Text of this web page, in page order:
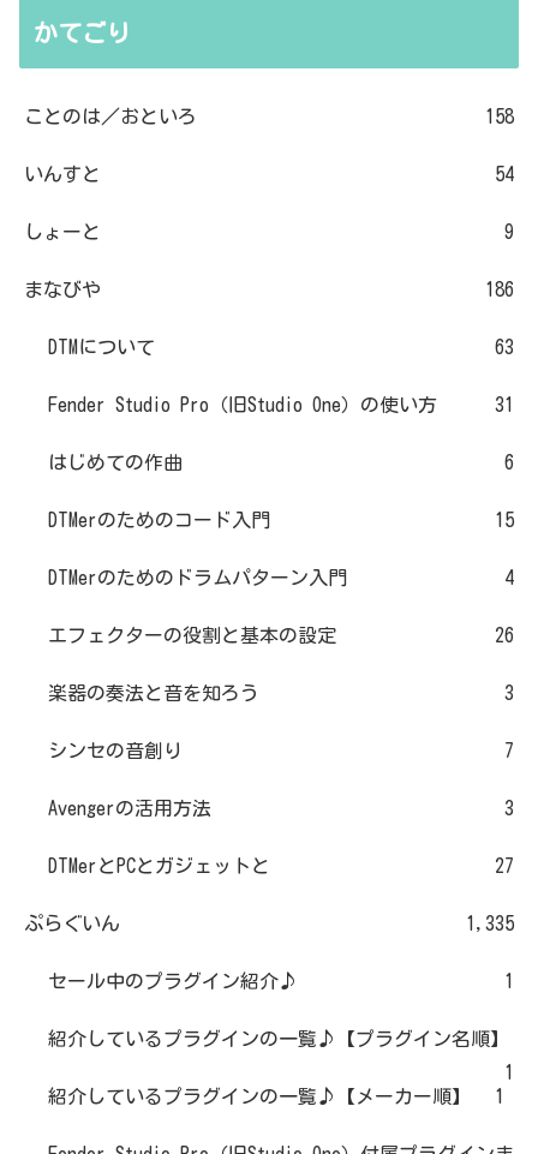
かてごり
ことのは／おといろ 158
いんすと 54
しょーと 9
まなびや 186
DTMについて 63
Fender Studio Pro（旧Studio One）の使い方 31
はじめての作曲 6
DTMerのためのコード入門 15
DTMerのためのドラムパターン入門 4
エフェクターの役割と基本の設定 26
楽器の奏法と音を知ろう 3
シンセの音創り 7
Avengerの活用方法 3
DTMerとPCとガジェットと 27
ぷらぐいん 1,335
セール中のプラグイン紹介♪ 1
紹介しているプラグインの一覧♪【プラグイン名順】
1
紹介しているプラグインの一覧♪【メーカー順】
1